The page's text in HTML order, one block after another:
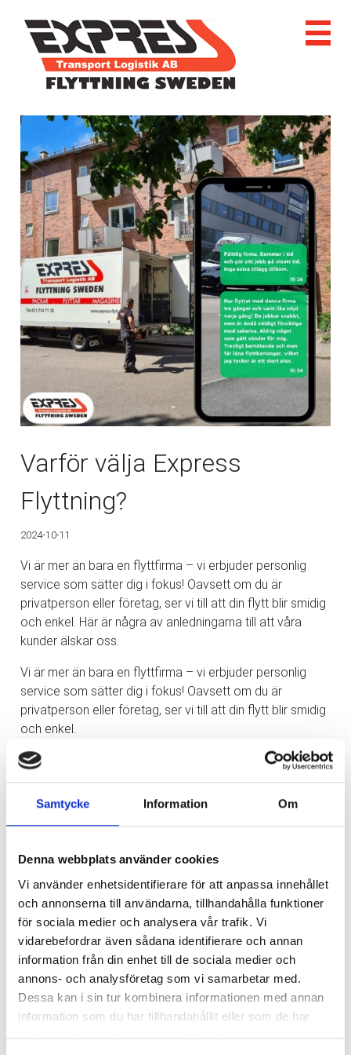
Samtycke Information Om
Denna webbplats använder cookies
Vi använder enhetsidentifierare för att anpassa innehållet
och annonserna till användarna, tillhandahålla funktioner
för sociala medier och analysera vår trafik. Vi
vidarebefordrar även sådana identifierare och annan
information från din enhet till de sociala medier och
annons- och analysföretag som vi samarbetar med.
Dessa kan i sin tur kombinera informationen med annan
information som du har tillhandahållit eller som de har
samlat in när du har använt deras tjänster.
Varför välja Express
Flyttning?
2024-10-11
Vi är mer än bara en flyttfirma – vi erbjuder personlig
service som sätter dig i fokus! Oavsett om du är
privatperson eller företag, ser vi till att din flytt blir smidig
och enkel. Här är några av anledningarna till att våra
kunder älskar oss.
Vi är mer än bara en flyttfirma – vi erbjuder personlig
service som sätter dig i fokus! Oavsett om du är
privatperson eller företag, ser vi till att din flytt blir smidig
och enkel.
Här är några av anledningarna till att våra kunder älskar
oss:
✅ Flexibilitet – Vi flyttar i hela Göteborg och anpassar
betala med kort gör vi din flytt så enkel som möjligt.
✅ Säkerhet – Din trygghet är vår prioritet. Vi har både
ansvarsförsäkring och trafiktillstånd.
Låt oss hjälpa dig med din nästa flytt och upplev
skillnaden med oss!
Kontakta oss idag!
✉️info@express-flytt.com